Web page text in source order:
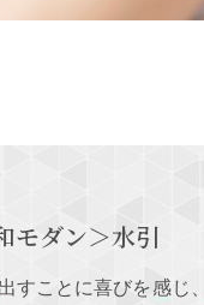
モダン＞水引
すことに喜びを感じ